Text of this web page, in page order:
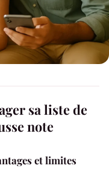
sa liste de
note
et limites